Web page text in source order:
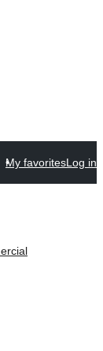
My favoritesLog in